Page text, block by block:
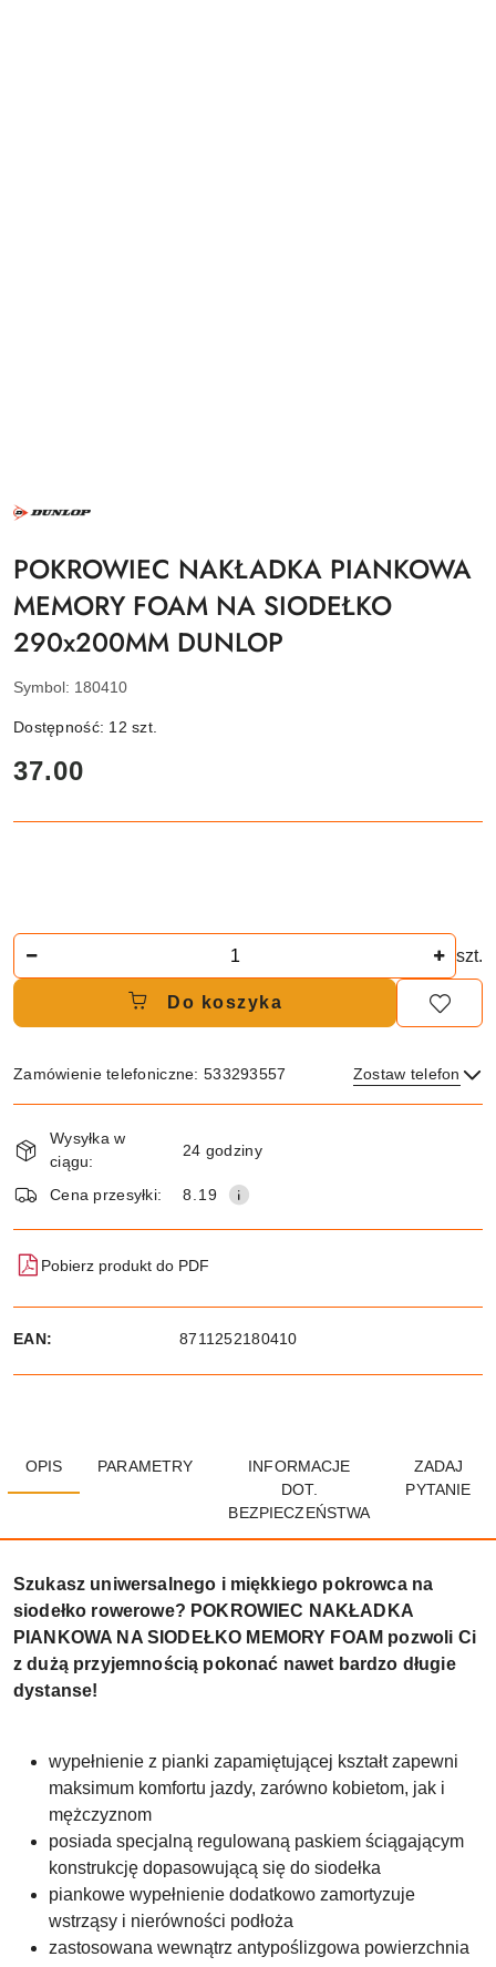
NAZWA
PRODUCENTA:
POKROWIEC NAKŁADKA PIANKOWA
MEMORY FOAM NA SIODEŁKO
290x200MM DUNLOP
Symbol: 180410
Dostępność: 12szt.
cena:
37.00
szt.
Do koszyka
Zamówienie telefoniczne: 533293557 Zostaw telefon
i
dostawa
Wysyłka w
ciągu:
24 godziny
Cena przesyłki: 8.19
Pobierz produkt do PDF
EAN: 8711252180410
OPIS PARAMETRY
INFORMACJE
DOT.
BEZPIECZEŃSTWA
ZADAJ
PYTANIE
Szukasz uniwersalnego i miękkiego pokrowca na
siodełko rowerowe? POKROWIEC NAKŁADKA
PIANKOWA NA SIODEŁKO MEMORY FOAM pozwoli Ci
z dużą przyjemnością pokonać nawet bardzo długie
dystanse!
wypełnienie z pianki zapamiętującej kształt zapewni
maksimum komfortu jazdy, zarówno kobietom, jak i
mężczyznom
posiada specjalną regulowaną paskiem ściągającym
konstrukcję dopasowującą się do siodełka
piankowe wypełnienie dodatkowo zamortyzuje
wstrząsy i nierówności podłoża
zastosowana wewnątrz antypoślizgowa powierzchnia